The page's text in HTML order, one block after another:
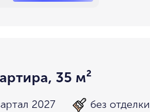
35 м²
2027 без отделки